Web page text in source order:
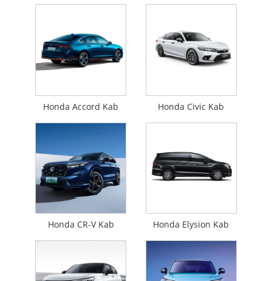
Honda Accord Kab Honda Civic Kab
Honda CR-V Kab Honda Elysion Kab